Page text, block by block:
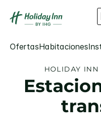
OfertasHabitaciones
HOLIDAY INN